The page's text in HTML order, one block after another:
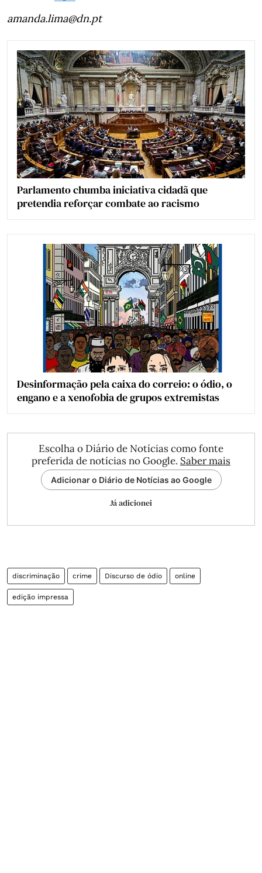
amanda.lima@dn.pt
Parlamento chumba iniciativa cidadã que
pretendia reforçar combate ao racismo
Desinformação pela caixa do correio: o ódio, o
engano e a xenofobia de grupos extremistas
Escolha o Diário de Notícias como fonte
preferida de notícias no Google. Saber mais
Adicionar o Diário de Notícias ao Google
Já adicionei
discriminação crime Discurso de ódio online
edição impressa